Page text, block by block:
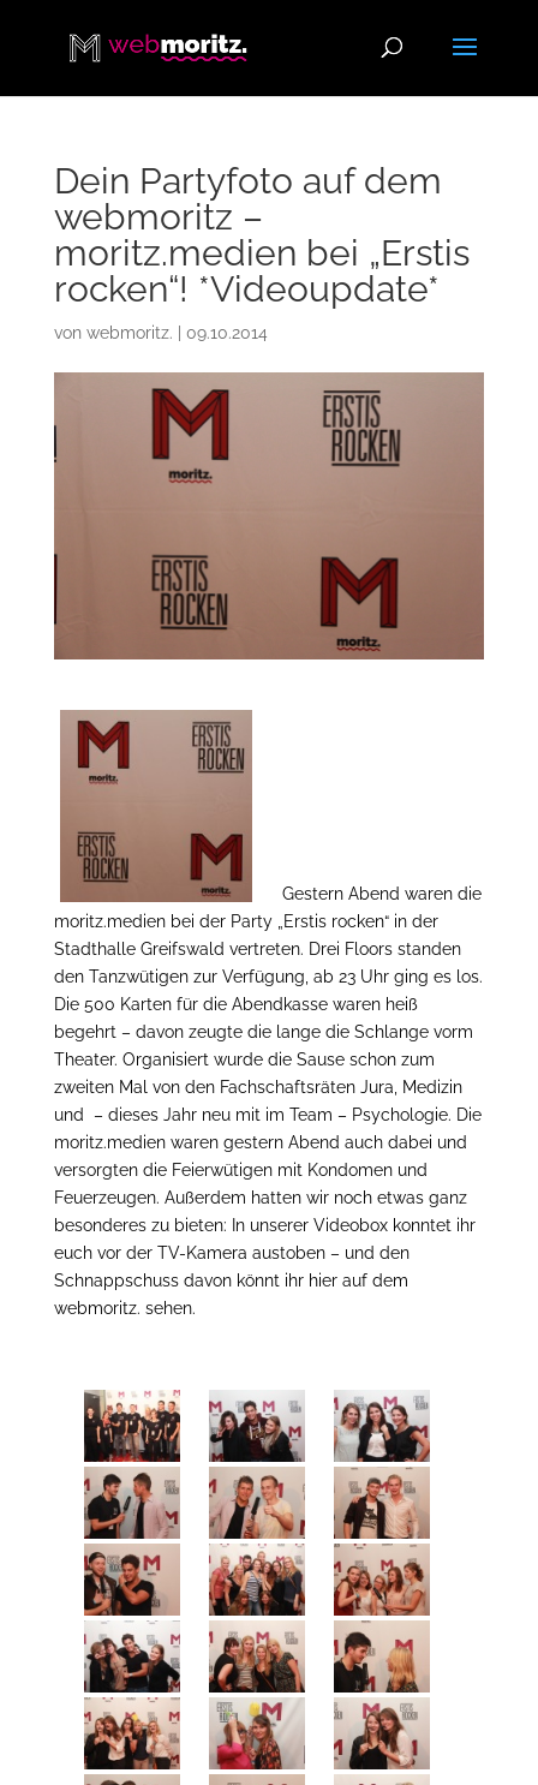
Dein Partyfoto auf dem
webmoritz –
moritz.medien bei „Erstis
rocken“! *Videoupdate*
von webmoritz. 09.10.2014
Gestern Abend waren die
moritz.medien bei der Party „Erstis rocken“ in der
Stadthalle Greifswald vertreten. Drei Floors standen
den Tanzwütigen zur Verfügung, ab 23 Uhr ging es los.
Die 500 Karten für die Abendkasse waren heiß
begehrt – davon zeugte die lange die Schlange vorm
Theater. Organisiert wurde die Sause schon zum
zweiten Mal von den Fachschaftsräten Jura, Medizin
und – dieses Jahr neu mit im Team – Psychologie. Die
moritz.medien waren gestern Abend auch dabei und
versorgten die Feierwütigen mit Kondomen und
Feuerzeugen. Außerdem hatten wir noch etwas ganz
besonderes zu bieten: In unserer Videobox konntet ihr
euch vor der TV-Kamera austoben – und den
Schnappschuss davon könnt ihr hier auf dem
webmoritz. sehen.